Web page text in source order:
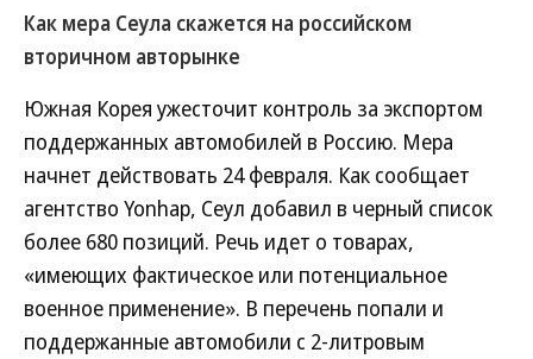
Как мера Сеула скажется на российском
вторичном авторынке
Южная Корея ужесточит контроль за экспортом
поддержанных автомобилей в Россию. Мера
начнет действовать 24 февраля. Как сообщает
агентство Yonhap, Сеул добавил в черный список
более 680 позиций. Речь идет о товарах,
«имеющих фактическое или потенциальное
военное применение». В перечень попали и
поддержанные автомобили с 2-литровым